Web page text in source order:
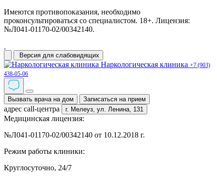
Имеются противопоказания, необходимо
проконсультироваться со специалистом. 18+. Лицензия:
№Л041-01170-02/00342140.
Версия для слабовидящих
Наркологическая клиника +7 (903)
438-05-06
Вызвать врача на дом Записаться на прием
адрес call-центра г. Мелеуз, ул. Ленина, 131
Медицинская лицензия:
№Л041-01170-02/00342140 от 10.12.2018 г.
Режим работы клиники:
Круглосуточно, 24/7